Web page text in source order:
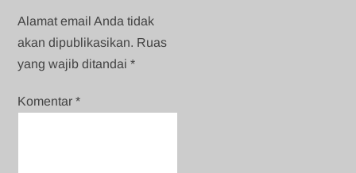
Alamat email Anda tidak
akan dipublikasikan. Ruas
yang wajib ditandai*
Komentar*